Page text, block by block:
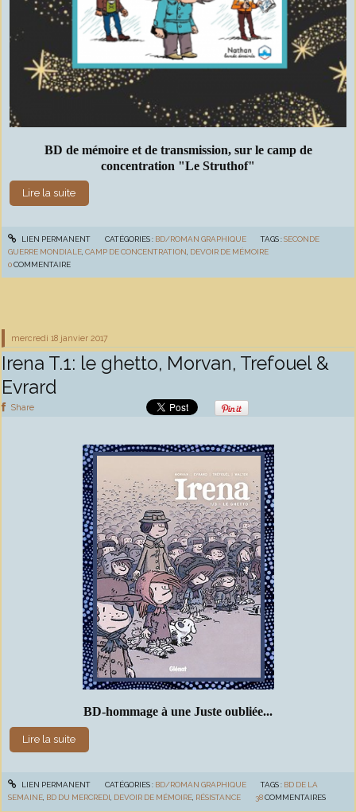
BD de mémoire et de transmission, sur le camp de
concentration "Le Struthof"
Lire la suite
LIEN PERMANENT CATÉGORIES : BD/ROMAN GRAPHIQUE TAGS :SECONDE
GUERRE MONDIALE ,CAMP DE CONCENTRATION DEVOIR DE MÉMOIRE
0COMMENTAIRE
mercredi 18 janvier 2017
Irena T.1: le ghetto, Morvan, Trefouel &
Evrard
Share
BD-hommage à une Juste oubliée...
Lire la suite
LIEN PERMANENT CATÉGORIES : BD/ROMAN GRAPHIQUE TAGS : BD DE LA
SEMAINE, BD DU MERCREDI, DEVOIR DE MÉMOIRE, RÉSISTANCE 38 COMMENTAIRES